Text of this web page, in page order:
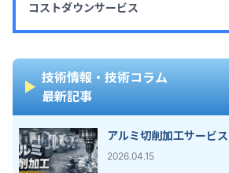
コストダウンサービス
技術情報・技術コラム
最新記事
アルミ切削加工サービス
2026.04.15